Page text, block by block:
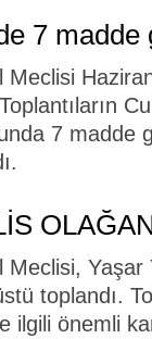
7
Meclisi
7 madde
Meclisi, Yaşar
toplandı.
ilgili önemli